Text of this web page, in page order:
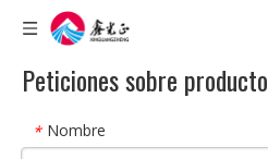
Peticiones sobre producto
* Nombre